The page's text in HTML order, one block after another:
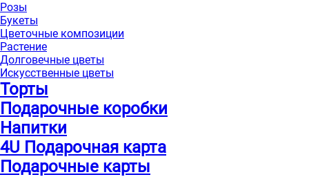
Розы
Букеты
Цветочные композиции
Растение
Долговечные цветы
Искусственные цветы
Торты
Подарочные коробки
Напитки
4U Подарочная карта
Подарочные карты